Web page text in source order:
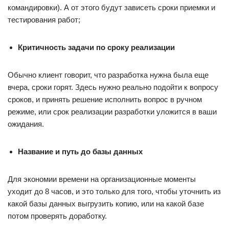
командировки). А от этого будут зависеть сроки приемки и
тестирования работ;
Критичность задачи по сроку реализации
Обычно клиент говорит, что разработка нужна была еще
вчера, сроки горят. Здесь нужно реально подойти к вопросу
сроков, и принять решение исполнить вопрос в ручном
режиме, или срок реализации разработки уложится в ваши
ожидания.
Название и путь до базы данных
Для экономии времени на организационные моменты
уходит до 8 часов, и это только для того, чтобы уточнить из
какой базы данных выгрузить копию, или на какой базе
потом проверять доработку.